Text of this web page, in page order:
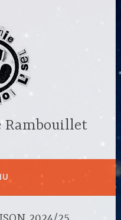
Rambouillet